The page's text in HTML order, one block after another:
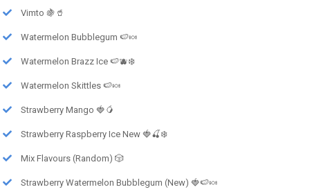
Vimto 🍇🥤
Watermelon Bubblegum 🍉🍬
Watermelon Brazz Ice 🍉🫐❄️
Watermelon Skittles 🍉🍬
Strawberry Mango 🍓🥭
Strawberry Raspberry Ice New 🍓🍒❄️
Mix Flavours (Random) 🎲
Strawberry Watermelon Bubblegum (New) 🍓🍉🍬